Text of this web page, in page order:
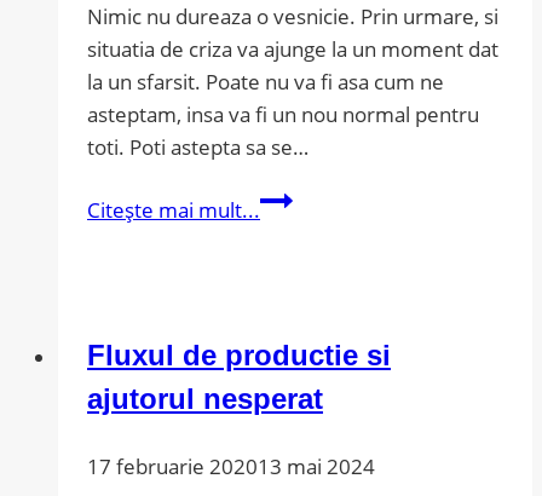
Nimic nu dureaza o vesnicie. Prin urmare, si
situatia de criza va ajunge la un moment dat
la un sfarsit. Poate nu va fi asa cum ne
asteptam, insa va fi un nou normal pentru
toti. Poti astepta sa se…
Citește mai mult...Recruteaza
Fluxul de productie si
ajutorul nesperat
17 februarie 202013 mai 2024